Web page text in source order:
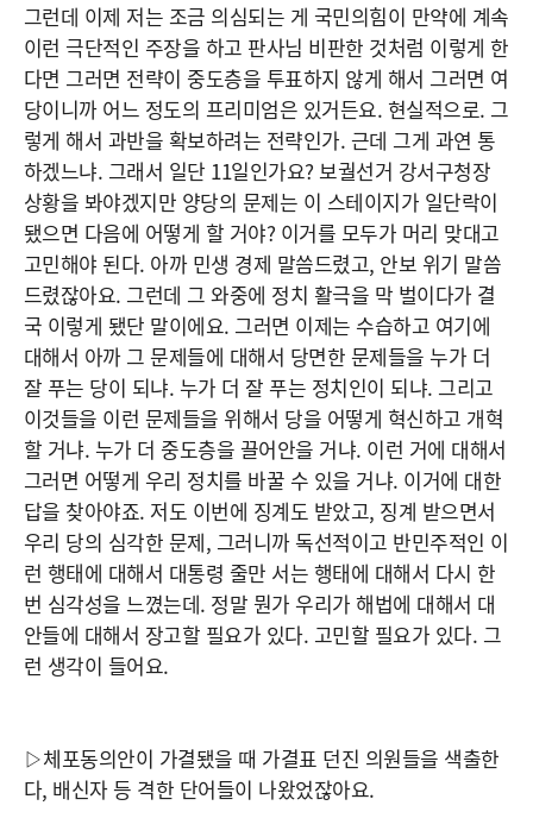
그런데 이제 저는 조금 의심되는 게 국민의힘이 만약에 계속
이런 극단적인 주장을 하고 판사님 비판한 것처럼 이렇게 한
다면 그러면 전략이 중도층을 투표하지 않게 해서 그러면 여
당이니까 어느 정도의 프리미엄은 있거든요. 현실적으로. 그
렇게 해서 과반을 확보하려는 전략인가. 근데 그게 과연 통
하겠느냐. 그래서 일단 11일인가요? 보궐선거 강서구청장
상황을 봐야겠지만 양당의 문제는 이 스테이지가 일단락이
됐으면 다음에 어떻게 할 거야? 이거를 모두가 머리 맞대고
고민해야 된다. 아까 민생 경제 말씀드렸고, 안보 위기 말씀
드렸잖아요. 그런데 그 와중에 정치 활극을 막 벌이다가 결
국 이렇게 됐단 말이에요. 그러면 이제는 수습하고 여기에
대해서 아까 그 문제들에 대해서 당면한 문제들을 누가 더
잘 푸는 당이 되냐. 누가 더 잘 푸는 정치인이 되냐. 그리고
이것들을 이런 문제들을 위해서 당을 어떻게 혁신하고 개혁
할 거냐. 누가 더 중도층을 끌어안을 거냐. 이런 거에 대해서
그러면 어떻게 우리 정치를 바꿀 수 있을 거냐. 이거에 대한
답을 찾아야죠. 저도 이번에 징계도 받았고, 징계 받으면서
우리 당의 심각한 문제, 그러니까 독선적이고 반민주적인 이
런 행태에 대해서 대통령 줄만 서는 행태에 대해서 다시 한
번 심각성을 느꼈는데. 정말 뭔가 우리가 해법에 대해서 대
안들에 대해서 장고할 필요가 있다. 고민할 필요가 있다. 그
런 생각이 들어요.
▷체포동의안이 가결됐을 때 가결표 던진 의원들을 색출한
다, 배신자 등 격한 단어들이 나왔었잖아요.